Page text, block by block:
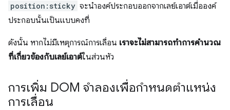
position:sticky จะนําองค์ประกอบออกจากเลย์เอาต์เมื่อองค์
ประกอบนั้นเป็นแบบคงที่
ดังนั้น หากไม่มีเหตุการณ์การเลื่อน เราจะไม่สามารถทําการคํานวณ
ที่เกี่ยวข้องกับเลย์เอาต์ในส่วนหัว
การเพิ่ม DOM จำลองเพื่อกำหนดตำแหน่ง
การเลื่อน